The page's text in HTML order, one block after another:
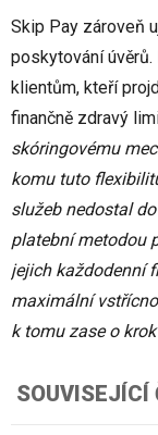
Skip Pay zároveň
poskytování
klientům, kteří
finančně zdravý
skóringovému
komu tuto
služeb nedostal
platební metodou
jejich každodenní
maximální
k tomu zase o
SOUVISEJÍCÍ